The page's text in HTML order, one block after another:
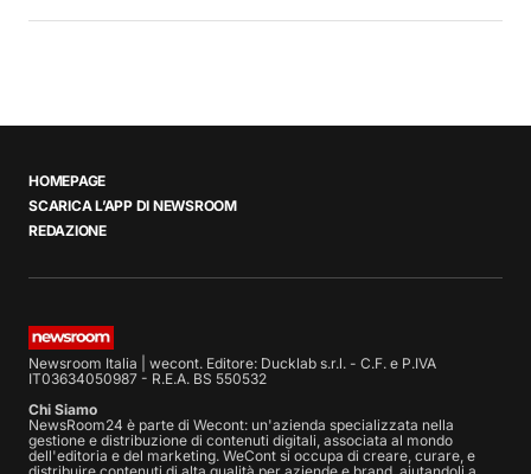
HOMEPAGE
SCARICA L’APP DI NEWSROOM
REDAZIONE
Newsroom Italia | wecont. Editore: Ducklab s.r.l. - C.F. e P.IVA
IT03634050987 - R.E.A. BS 550532
Chi Siamo
NewsRoom24 è parte di Wecont: un'azienda specializzata nella
gestione e distribuzione di contenuti digitali, associata al mondo
dell'editoria e del marketing. WeCont si occupa di creare, curare, e